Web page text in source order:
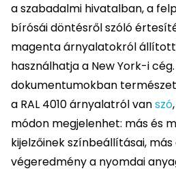
a szabadalmi hivatalban, a
bírósái döntésről szóló
magenta árnyalatokról
használhatja a New York-i
dokumentumokban
a RAL 4010 árnyalatról vanszó
módon megjelenhet: más és
kijelzőinek színbeállításai, más
végeredmény a nyomdai